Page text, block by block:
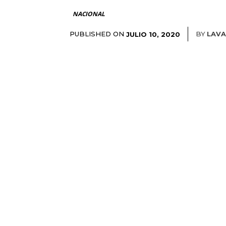
NACIONAL
PUBLISHED ON JULIO 10, 2020 BY